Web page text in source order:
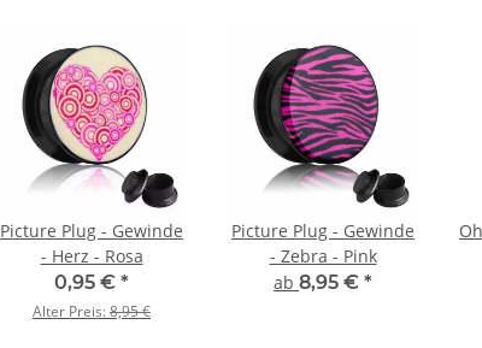
Picture Plug - Gewinde
- Herz - Rosa
0,95 € *
Alter Preis:8,95 €
Picture Plug - Gewinde
- Zebra - Pink
ab 8,95 € *